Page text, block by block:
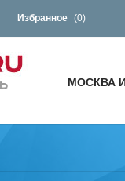
Избранное (0)
МОСКВА